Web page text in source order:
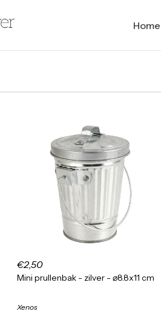
Home
€2,50
Mini prullenbak - zilver - ⌀8.8x11 cm
Xenos